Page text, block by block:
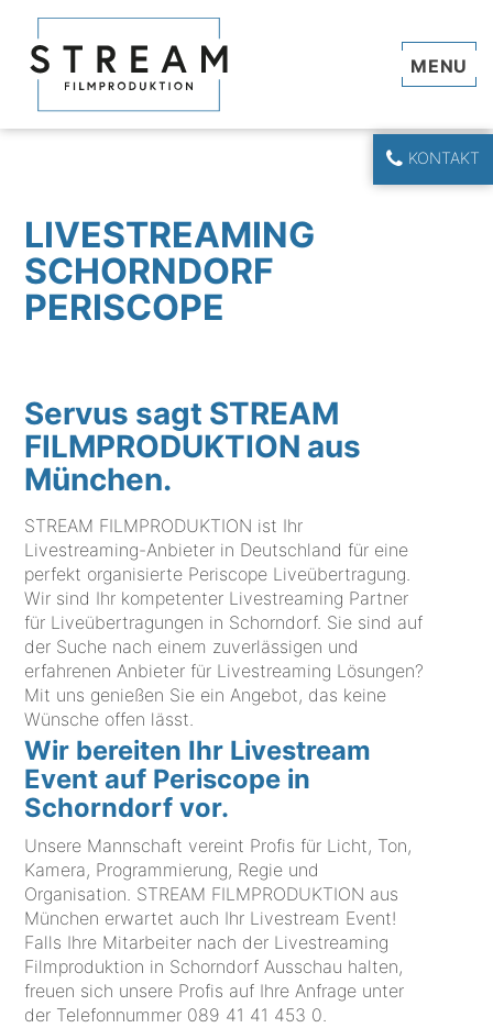
KONTAKT
LIVESTREAMING
SCHORNDORF
PERISCOPE
Servus sagt STREAM
FILMPRODUKTION aus
München.
STREAM FILMPRODUKTION ist Ihr
Livestreaming-Anbieter in Deutschland für eine
perfekt organisierte Periscope Liveübertragung.
Wir sind Ihr kompetenter Livestreaming Partner
für Liveübertragungen in Schorndorf. Sie sind auf
der Suche nach einem zuverlässigen und
erfahrenen Anbieter für Livestreaming Lösungen?
Mit uns genießen Sie ein Angebot, das keine
Wünsche offen lässt.
Wir bereiten Ihr Livestream
Event auf Periscope in
Schorndorf vor.
Unsere Mannschaft vereint Profis für Licht, Ton,
Kamera, Programmierung, Regie und
Organisation. STREAM FILMPRODUKTION aus
München erwartet auch Ihr Livestream Event!
Falls Ihre Mitarbeiter nach der Livestreaming
Filmproduktion in Schorndorf Ausschau halten,
freuen sich unsere Profis auf Ihre Anfrage unter
der Telefonnummer 089 41 41 453 0